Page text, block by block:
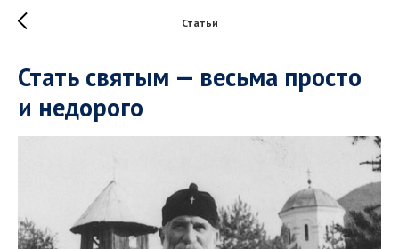
Статьи
Стать святым — весьма просто
и недорого